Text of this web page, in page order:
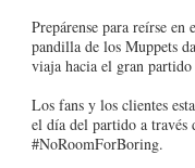
Prepárense para reírse
pandilla de los Muppets
viaja hacia el gran
Los fans y los clientes
el día del partido a través
#NoRoomForBoring.